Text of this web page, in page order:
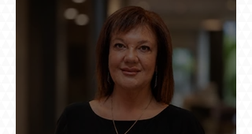
ներկայացնում Firebird AI-ն